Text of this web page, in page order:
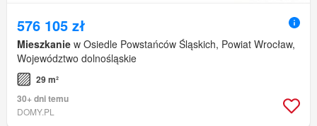
576 105 zł
Mieszkanie w Osiedle Powstańców Śląskich, Powiat Wrocław,
Województwo dolnośląskie
29 m²
30+ dni temu
DOMY.PL